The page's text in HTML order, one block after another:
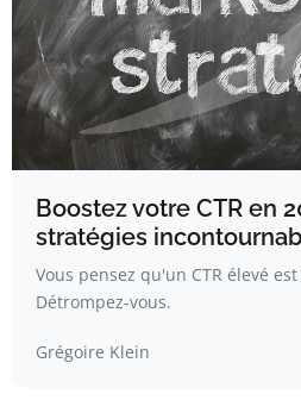
Boostez votre CTR en
stratégies
Vous pensez qu'un CTR élevé
Détrompez-vous.
Grégoire Klein